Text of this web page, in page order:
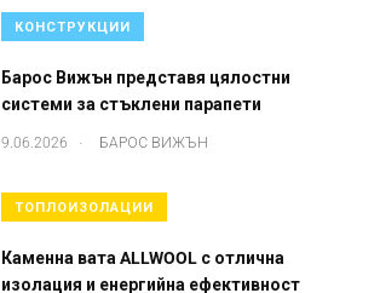
КОНСТРУКЦИИ
Барос Вижън представя цялостни
системи за стъклени парапети
9.06.2026 БАРОС ВИЖЪН
ТОПЛОИЗОЛАЦИИ
Каменна вата ALLWOOL с отлична
изолация и енергийна ефективност